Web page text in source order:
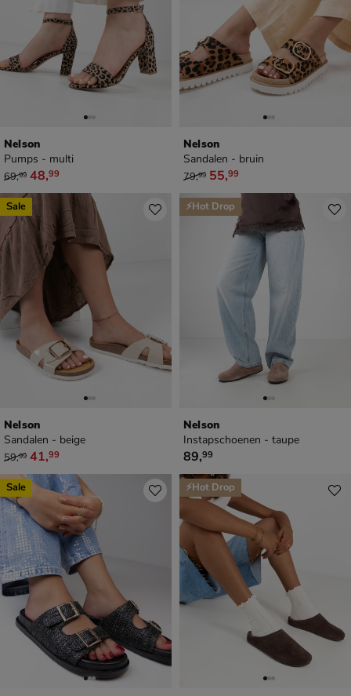
Nelson
Pumps - multi
van € 69,99 voor € 48,99
69,99 48,99
Nelson
Sandalen - bruin
van € 79,99 voor € 55,99
79,99 55,99
Nelson
Sandalen - beige
van € 59,99 voor € 41,99
59,99 41,99
Sale
Nelson
Instapschoenen - taupe
€ 89,99
89,99
⚡Hot Drop
Sale ⚡Hot Drop